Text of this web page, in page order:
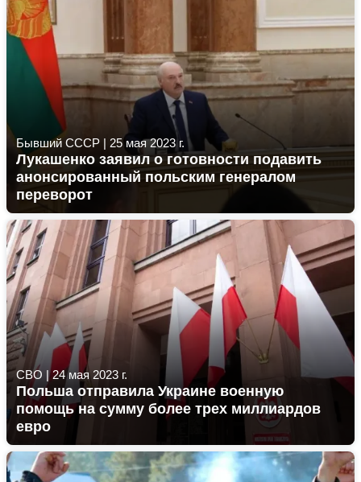
Бывший СССР | 25 мая 2023 г.
Лукашенко заявил о готовности подавить
анонсированный польским генералом
переворот
СВО |24 мая 2023 г.
Польша отправила Украине военную
помощь на сумму более трех миллиардов
евро